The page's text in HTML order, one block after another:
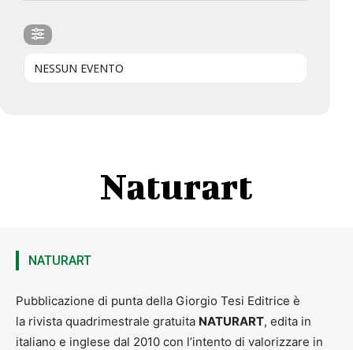
NESSUN EVENTO
Naturart
NATURART
Pubblicazione di punta della Giorgio Tesi Editrice è
la rivista quadrimestrale gratuita NATURART, edita in
italiano e inglese dal 2010 con l’intento di valorizzare in